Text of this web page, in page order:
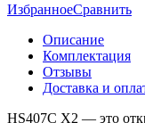
ИзбранноеСравнить
Описание
Комплектация
Отзывы
Доставка и
HS407C X2 — это